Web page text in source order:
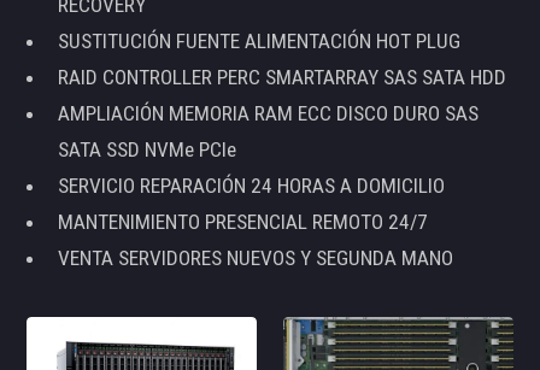
SUSTITUCIÓN FUENTE ALIMENTACIÓN HOT PLUG
RAID CONTROLLER PERC SMARTARRAY SAS SATA HDD
AMPLIACIÓN MEMORIA RAM ECC DISCO DURO SAS
SATA SSD NVMe PCIe
SERVICIO REPARACIÓN 24 HORAS A DOMICILIO
MANTENIMIENTO PRESENCIAL REMOTO 24/7
VENTA SERVIDORES NUEVOS Y SEGUNDA MANO